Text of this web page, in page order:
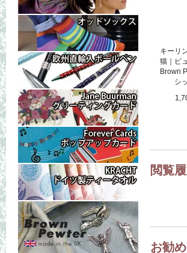
キーリ
猫｜ピ
Brown
シ
閲覧
お勧